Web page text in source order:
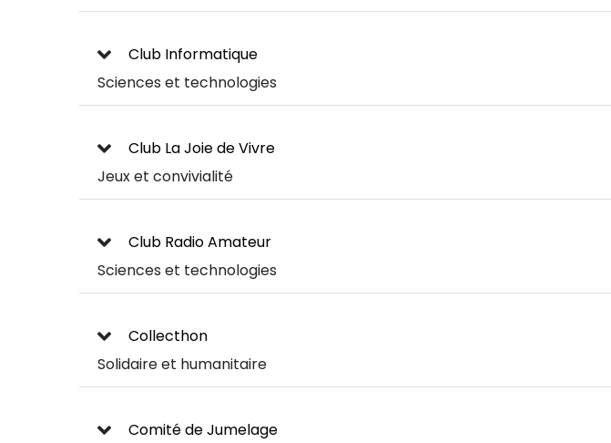
Club Informatique
Sciences et technologies
Club La Joie de Vivre
Jeux et convivialité
Club Radio Amateur
Sciences et technologies
Collecthon
Solidaire et humanitaire
Comité de Jumelage